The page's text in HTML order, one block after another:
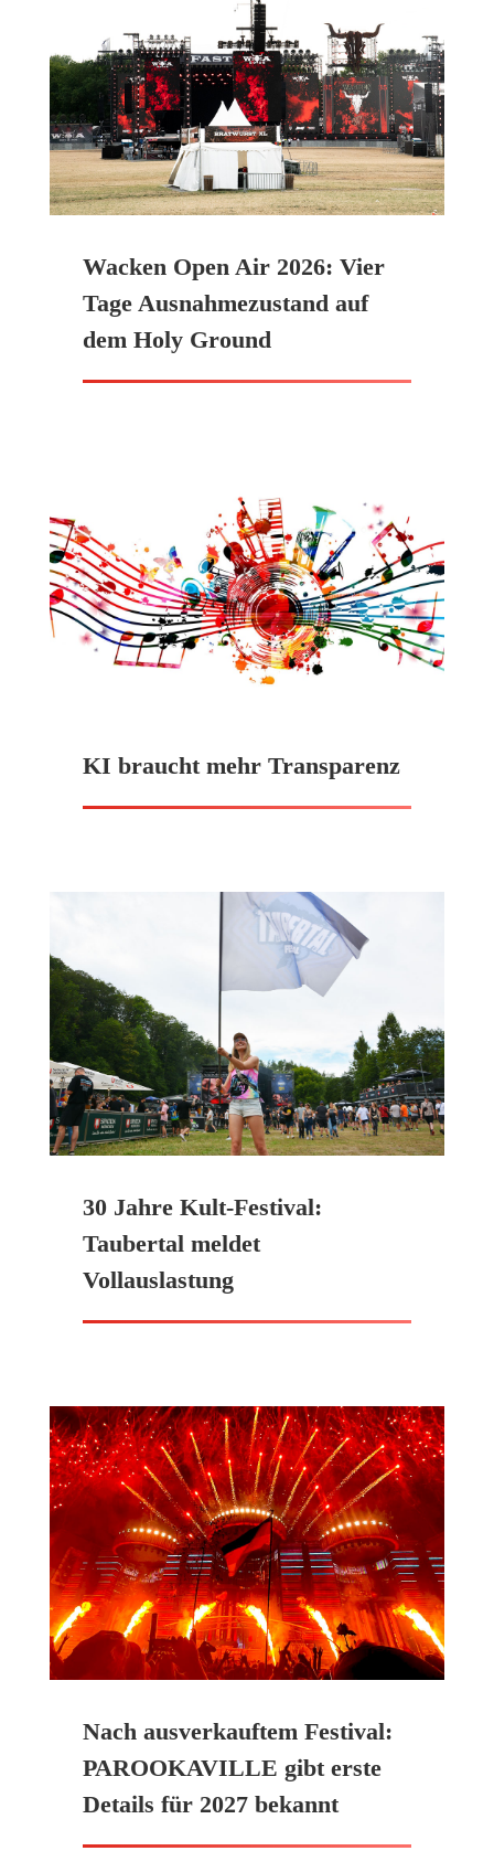
Wacken Open Air 2026: Vier
Tage Ausnahmezustand auf
dem Holy Ground
KI braucht mehr Transparenz
30 Jahre Kult-Festival:
Taubertal meldet
Vollauslastung
Nach ausverkauftem Festival:
PAROOKAVILLE gibt erste
Details für 2027 bekannt